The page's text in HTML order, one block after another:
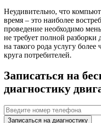
Неудивительно, что
время – это наиболее
проведение необходимо
не требует полной разборки
на такого рода услугу
круга потребителей.
Записаться на
диагностику